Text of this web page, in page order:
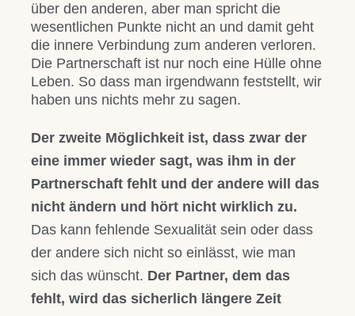
über den anderen, aber man spricht die
wesentlichen Punkte nicht an und damit geht
die innere Verbindung zum anderen verloren.
Die Partnerschaft ist nur noch eine Hülle ohne
Leben. So dass man irgendwann feststellt, wir
haben uns nichts mehr zu sagen.
Der zweite Möglichkeit ist, dass zwar der
eine immer wieder sagt, was ihm in der
Partnerschaft fehlt und der andere will das
nicht ändern und hört nicht wirklich zu.
Das kann fehlende Sexualität sein oder dass
der andere sich nicht so einlässt, wie man
sich das wünscht. Der Partner, dem das
fehlt, wird das sicherlich längere Zeit